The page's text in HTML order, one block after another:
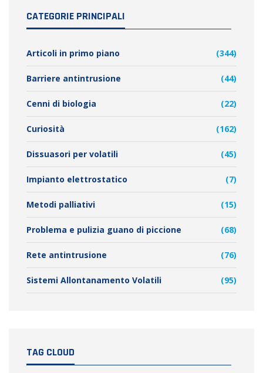
CATEGORIE PRINCIPALI
Articoli in primo piano (344)
Barriere antintrusione (44)
Cenni di biologia (22)
Curiosità (162)
Dissuasori per volatili (45)
Impianto elettrostatico (7)
Metodi palliativi (15)
Problema e pulizia guano di piccione (68)
Rete antintrusione (76)
Sistemi Allontanamento Volatili (95)
TAG CLOUD